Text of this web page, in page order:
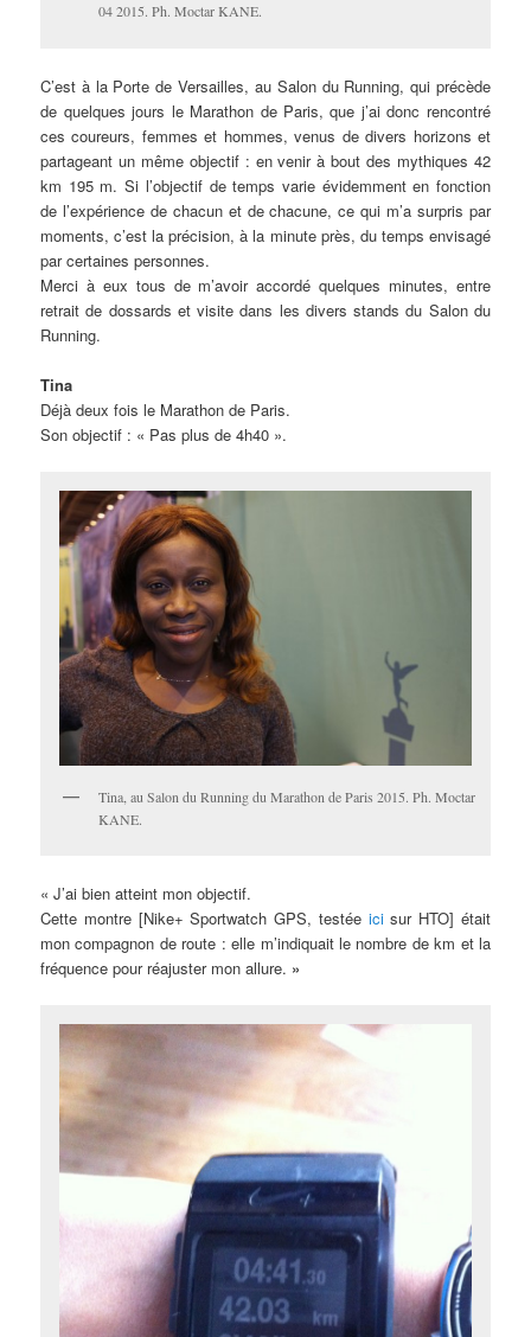
04 2015. Ph. Moctar KANE.
C’est à la Porte de Versailles, au Salon du Running, qui précède
de quelques jours le Marathon de Paris, que j’ai donc rencontré
ces coureurs, femmes et hommes, venus de divers horizons et
partageant un même objectif : en venir à bout des mythiques 42
km 195 m. Si l’objectif de temps varie évidemment en fonction
de l’expérience de chacun et de chacune, ce qui m’a surpris par
moments, c’est la précision, à la minute près, du temps envisagé
par certaines personnes.
Merci à eux tous de m’avoir accordé quelques minutes, entre
retrait de dossards et visite dans les divers stands du Salon du
Running.
Tina
Déjà deux fois le Marathon de Paris.
Son objectif : « Pas plus de 4h40 ».
Tina, au Salon du Running du Marathon de Paris 2015. Ph. Moctar
KANE.
« J’ai bien atteint mon objectif.
Cette montre [Nike+ Sportwatch GPS, testée icisur HTO] était
mon compagnon de route : elle m’indiquait le nombre de km et la
fréquence pour réajuster mon allure. »